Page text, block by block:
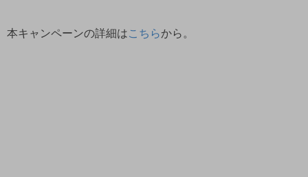
本キャンペーンの詳細はこちらから。